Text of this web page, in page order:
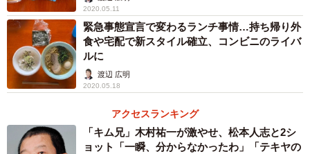
2020.05.11
緊急事態宣言で変わるランチ事情…持ち帰り外
食や宅配で新スタイル確立、コンビニのライバ
ルに
渡辺 広明
2020.05.18
アクセスランキング
「キム兄」木村祐一が激やせ、松本人志と2シ
ョット「一瞬、分からなかったわ」「テキヤの